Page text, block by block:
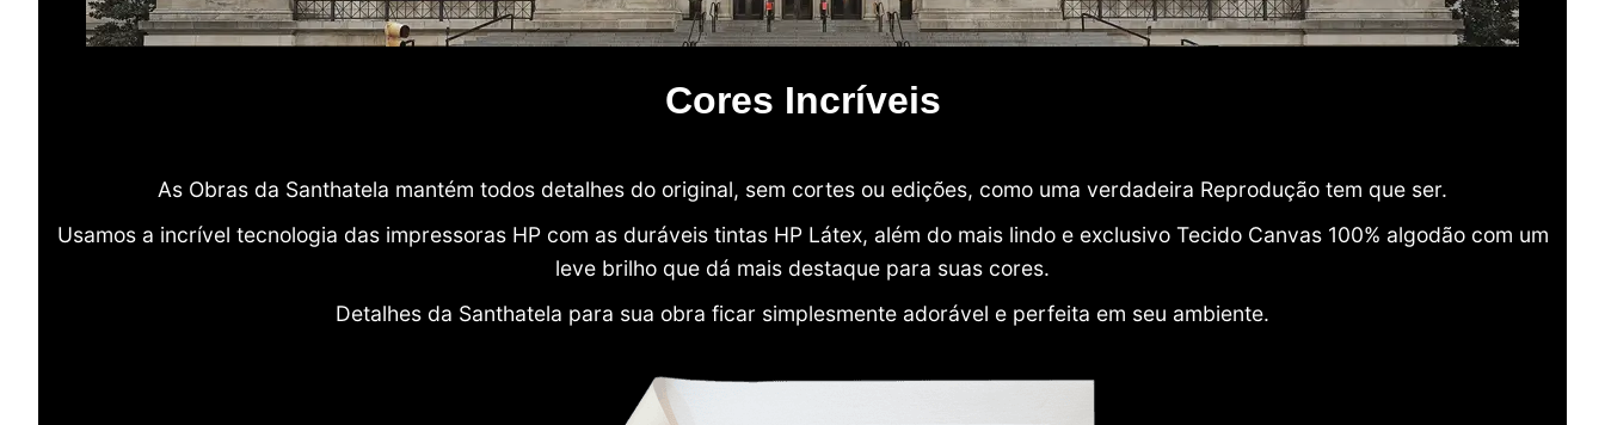
Cores Incríveis
As Obras da Santhatela mantém todos detalhes do original, sem cortes ou edições, como uma verdadeira Reprodução tem que ser.
Usamos a incrível tecnologia das impressoras HP com as duráveis tintas HP Látex, além do mais lindo e exclusivo Tecido Canvas 100% algodão com um
leve brilho que dá mais destaque para suas cores.
Detalhes da Santhatela para sua obra ficar simplesmente adorável e perfeita em seu ambiente.